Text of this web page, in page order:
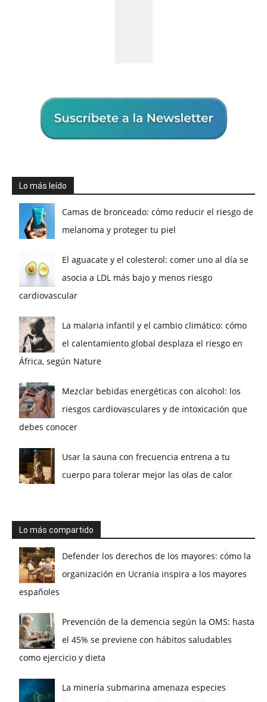
Lo más leído
Camas de bronceado: cómo reducir el riesgo de
melanoma y proteger tu piel
El aguacate y el colesterol: comer uno al día se
asocia a LDL más bajo y menos riesgo
cardiovascular
La malaria infantil y el cambio climático: cómo
el calentamiento global desplaza el riesgo en
África, según Nature
Mezclar bebidas energéticas con alcohol: los
riesgos cardiovasculares y de intoxicación que
debes conocer
Usar la sauna con frecuencia entrena a tu
cuerpo para tolerar mejor las olas de calor
Lo más compartido
Defender los derechos de los mayores: cómo la
organización en Ucrania inspira a los mayores
españoles
Prevención de la demencia según la OMS: hasta
el 45% se previene con hábitos saludables
como ejercicio y dieta
La minería submarina amenaza especies